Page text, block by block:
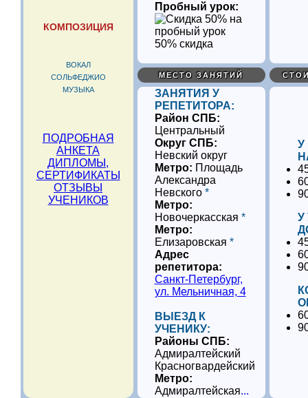
КОМПОЗИЦИЯ
ВОКАЛ
СОЛЬФЕДЖИО
МУЗЫКА
ПОДРОБНАЯ
АНКЕТА
ДИПЛОМЫ,
СЕРТИФИКАТЫ
ОТЗЫВЫ
УЧЕНИКОВ
Пробный урок:
50% скидка
МЕСТО ЗАНЯТИЙ
ЗАНЯТИЯ У
РЕПЕТИТОРА:
Район СПБ:
Центральный
Округ СПБ:
Невский округ
Метро: Площадь
Александра
Невского *
Метро:
Новочеркасская *
Метро:
Елизаровская *
Адрес
репетитора:
Санкт-Петербург,
ул. Мельничная, 4
ВЫЕЗД К
УЧЕНИКУ:
Районы СПБ:
Адмиралтейский
Красногвардейский
Метро:
Адмиралтейская...
У
У